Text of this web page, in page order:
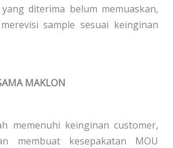
diterima belum memuaskan,
sample sesuai keinginan
MAKLON
memenuhi keinginan customer,
membuat kesepakatan MOU